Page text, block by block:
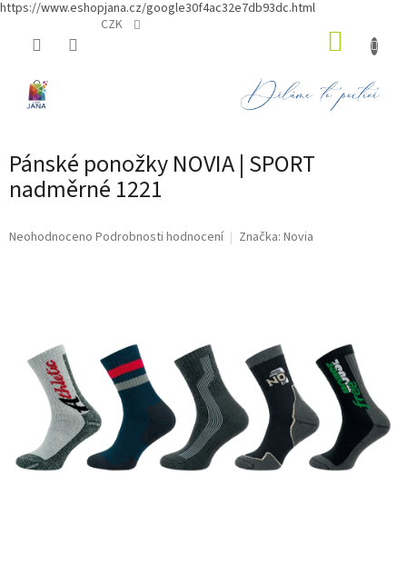
https://www.eshopjana.cz/google30f4ac32e7db93dc.html
CZK
Pánské ponožky NOVIA | SPORT
nadměrné 1221
Průměrné
hvězdiček.
Neohodnoceno Podrobnosti hodnocení Značka: Novia